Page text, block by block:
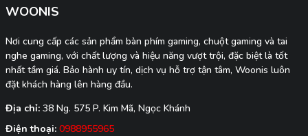
WOONIS
Nơi cung cấp các sản phẩm bàn phím gaming, chuột gaming và tai
nghe gaming, với chất lượng và hiệu năng vượt trội, đặc biệt là tốt
nhất tầm giá. Bảo hành uy tín, dịch vụ hỗ trợ tận tâm, Woonis luôn
đặt khách hàng lên hàng đầu.
Địa chỉ: 38 Ng. 575 P. Kim Mã, Ngọc Khánh
Điện thoại: 0988955965